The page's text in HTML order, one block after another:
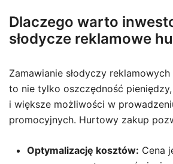
Dlaczego warto
słodycze reklamowe
Zamawianie słodyczy
to nie tylko oszczędność
i większe możliwości w
promocyjnych. Hurtowy zakup
Optymalizację kosztów: Cena